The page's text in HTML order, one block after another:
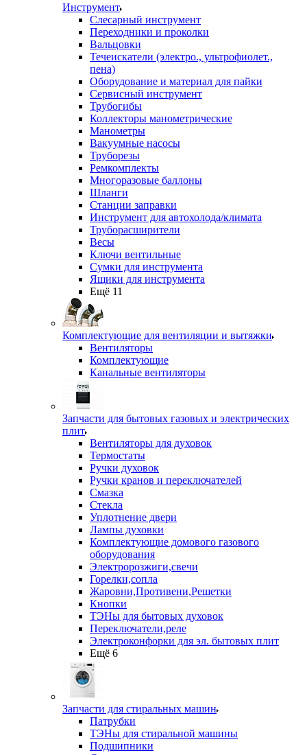
Инструмент
Слесарный инструмент
Переходники и проколки
Вальцовки
Течеискатели (электро., ультрофиолет.,
пена)
Оборудование и материал для пайки
Сервисный инструмент
Трубогибы
Коллекторы манометрические
Манометры
Вакуумные насосы
Труборезы
Ремкомплекты
Многоразовые баллоны
Шланги
Станции заправки
Инструмент для автохолода/климата
Труборасширители
Весы
Ключи вентильные
Сумки для инструмента
Ящики для инструмента
Ещё 11
Комплектующие для вентиляции и вытяжки
Вентиляторы
Комплектующие
Канальные вентиляторы
Запчасти для бытовых газовых и электрических
плит
Вентиляторы для духовок
Термостаты
Ручки духовок
Ручки кранов и переключателей
Смазка
Стекла
Уплотнение двери
Лампы духовки
Комплектующие домового газового
оборудования
Электророзжиги,свечи
Горелки,сопла
Жаровни,Противени,Решетки
Кнопки
ТЭНы для бытовых духовок
Переключатели,реле
Электроконфорки для эл. бытовых плит
Ещё 6
Запчасти для стиральных машин
Патрубки
ТЭНы для стиральной машины
Подшипники